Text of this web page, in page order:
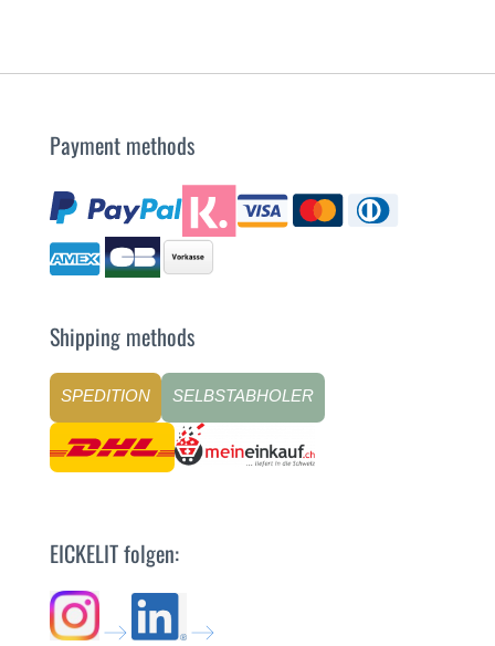
Payment methods
Shipping methods
SPEDITION SELBSTABHOLER
EICKELIT folgen: